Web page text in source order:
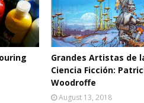
Grandes Artistas de
Ciencia Ficción:
Woodroffe
August 13, 2018